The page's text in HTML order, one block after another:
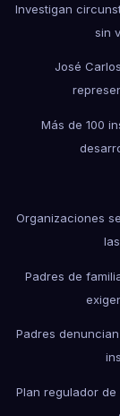
Investigan
sin
José
Más de 100
Organizaciones
Padres de
Padres
Plan regulador